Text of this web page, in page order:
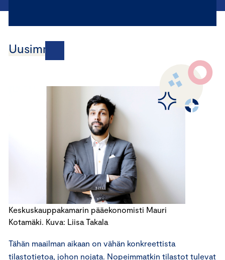
Uusimmat
Keskuskauppakamarin pääekonomisti Mauri
Kotamäki. Kuva: Liisa Takala
Tähän maailman aikaan on vähän konkreettista
tilastotietoa, johon nojata. Nopeimmatkin tilastot tulevat